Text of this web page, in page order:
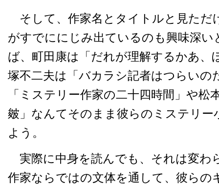
そして、作家名とタイトルと見ただ
がすでににじみ出ているのも興味深い
ば、町田康は「だれが理解するかあ、
塚不二夫は「バカラシ記者はつらいの
「ミステリー作家の二十四時間」や松
皴」なんてそのまま彼らのミステリー
よう。
実際に中身を読んでも、それは変わ
作家ならではの文体を通して、彼らの